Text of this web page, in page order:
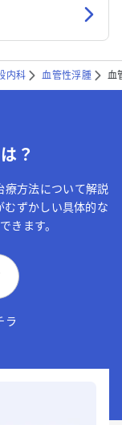
内科 血管性浮腫 血
？
療方法について解説
むずかしい具体的な
きます。
ラ